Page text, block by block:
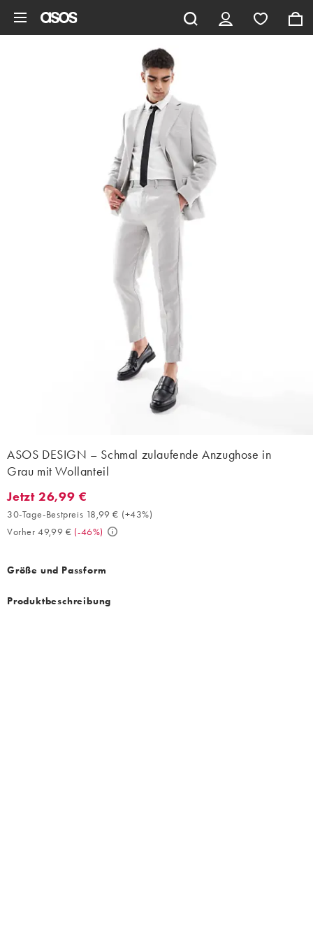
ASOS DESIGN – Schmal zulaufende Anzughose in
Grau mit Wollanteil
Jetzt 26,99 €. 30-Tage-Bestpreis 18,99 € (+43%). Vorher 49,99
Jetzt 26,99 €
30-Tage-Bestpreis 18,99 € (+43%)
Vorher 49,99 € (-46%)
Größe und Passform
Produktbeschreibung